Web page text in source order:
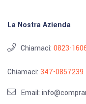
La Nostra Azienda
Chiamaci: 0823-
Chiamaci: 347-0857239
Email: